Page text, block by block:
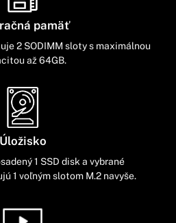
pamäť
2 SODIMM sloty s maximálnou
až 64GB.
Úložisko
1 SSD disk a vybrané
1 voľným slotom M.2 navyše.